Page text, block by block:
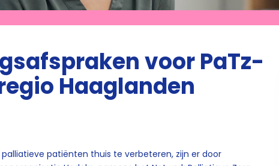
voor PaTz-
Haaglanden
patiënten thuis te verbeteren, zijn er door